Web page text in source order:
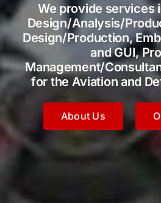
We provide services
Design/Analysis/
Design/Production,
and GUI,
Management/
for the Aviation and
About Us